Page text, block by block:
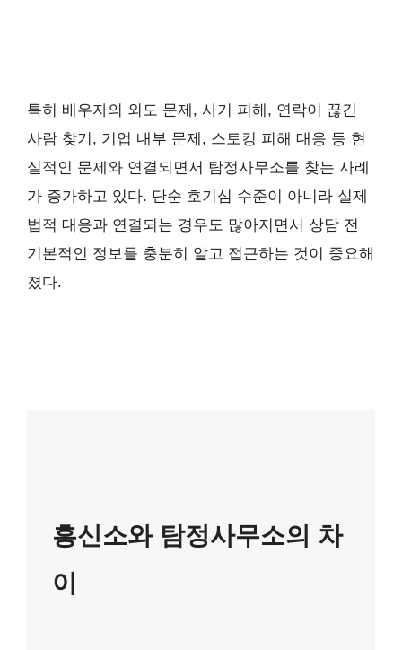
특히 배우자의 외도 문제, 사기 피해, 연락이 끊긴
사람 찾기, 기업 내부 문제, 스토킹 피해 대응 등 현
실적인 문제와 연결되면서 탐정사무소를 찾는 사례
가 증가하고 있다. 단순 호기심 수준이 아니라 실제
법적 대응과 연결되는 경우도 많아지면서 상담 전
기본적인 정보를 충분히 알고 접근하는 것이 중요해
졌다.
흥신소와 탐정사무소의 차
이